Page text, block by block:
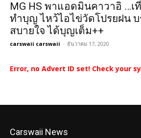
MG HS พาแอดมินคาวาอิ …เ
ทำบุญ ไหว้ไอไข่วัดโปรยฝน บ
สบายใจ ได้บุญเต็ม++
carswaii carswaii - ธันวาคม 17, 2020
Error, no Advert ID set! Check your
Carswaii News